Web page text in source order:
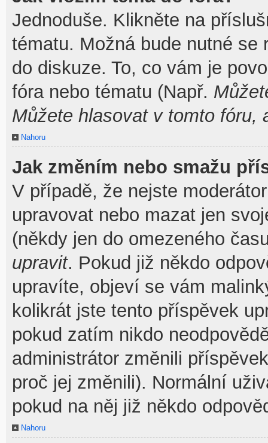
Jednoduše. Klikněte na
tématu. Možná bude nutné se
do diskuze. To, co vám je
fóra nebo tématu (Např.
Můžete hlasovat v tomto fóru,
Nahoru
Jak změním nebo smažu
V případě, že nejste
upravovat nebo mazat jen
(někdy jen do omezeného
upravit. Pokud již někdo
upravíte, objeví se vám
kolikrát jste tento příspěvek
pokud zatím nikdo
administrátor změnili
proč jej změnili). Normální
pokud na něj již někdo
Nahoru